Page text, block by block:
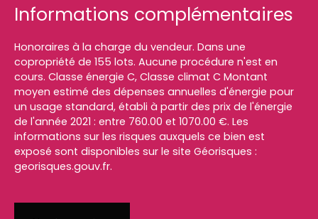
Informations complémentaires
Honoraires à la charge du vendeur. Dans une
copropriété de 155 lots. Aucune procédure n'est en
cours. Classe énergie C, Classe climat C Montant
moyen estimé des dépenses annuelles d'énergie pour
un usage standard, établi à partir des prix de l'énergie
de l'année 2021 : entre 760.00 et 1070.00 €. Les
informations sur les risques auxquels ce bien est
exposé sont disponibles sur le site Géorisques :
georisques.gouv.fr.